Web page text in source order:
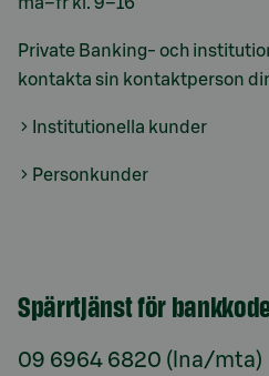
Private Banking- och
kontakta sin kontaktperson
Institutionella kunder
Personkunder
Spärrtjänst för
09 6964 6820 (lna/mta)